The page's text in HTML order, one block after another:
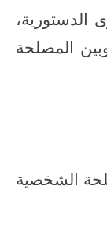
الدستورية،
المصلحة
الشخصية